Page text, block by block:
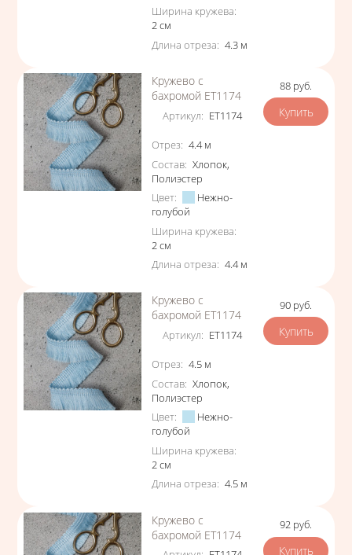
Ширина кружева:
2см
Длина отреза: 4.3 м
Кружево с
бахромой ЕТ1174
Артикул: ЕТ1174
Характеристики
Отрез: 4.4 м
Состав: Хлопок,
Полиэстер
Цвет:
Нежно-
голубой
Ширина кружева:
2 см
Длина отреза: 4.4 м
Цена
88 руб.
Кружево с
бахромой ЕТ1174
Артикул: ЕТ1174
Характеристики
Отрез: 4.5 м
Состав: Хлопок,
Полиэстер
Цвет:
Нежно-
голубой
Ширина кружева:
2см
Длина отреза: 4.5 м
Цена
90 руб.
Кружево с
бахромой ЕТ1174
Цена
92 руб.